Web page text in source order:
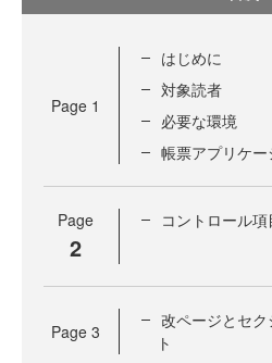
Page 1
はじめに
対象読者
必要な環境
帳票アプリケー
Page
2
コントロール項
Page 3
改ページとセ
ト